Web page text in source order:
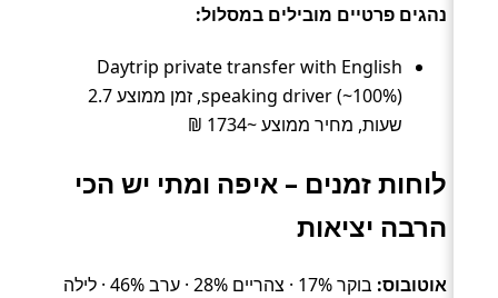
נהגים פרטיים מובילים במסלול:
Daytrip private transfer with English
speaking driver (~100%), זמן ממוצע 2.7
שעות, מחיר ממוצע ~1734 ₪
לוחות זמנים – איפה ומתי יש הכי
הרבה יציאות
אוטובוס:
בוקר 17% · צהריים 28% · ערב 46% · לילה